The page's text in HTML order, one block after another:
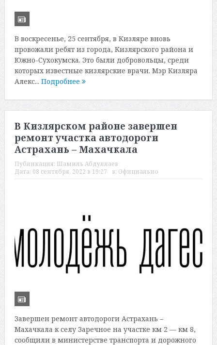
В воскресенье, 25 сентября, в Кизляре вновь
провожали ребят из города, Кизлярского района и
Южно-Сухокумска. Это были добровольцы, среди
которых известные кизлярские врачи. Мэр Кизляра
Алекс... Подробнее
В Кизлярском районе завершен
ремонт участка автодороги
Астрахань – Махачкала
Публикация: Шамиль Абдуллаев
Дата: 08 сентября, 2022 в 19:27 в: Официально
Завершен ремонт автодороги Астрахань –
Махачкала к селу Заречное на участке км 2 — км 8,
сообщили в министерстве транспорта и дорожного